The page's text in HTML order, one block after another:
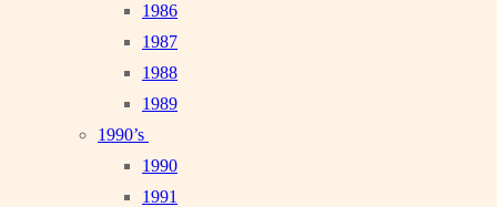
1986
1987
1988
1989
1990’s
1990
1991